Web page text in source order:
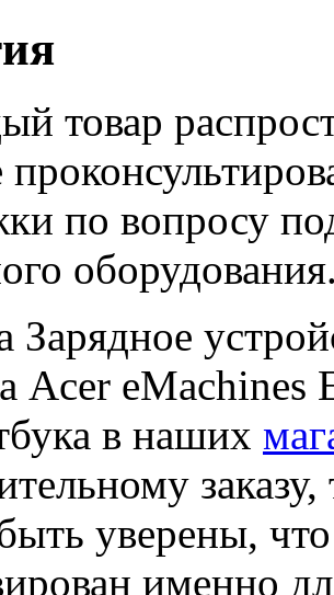
товар
по вопросу
Зарядное
Acer
в наших
уверены,
именно